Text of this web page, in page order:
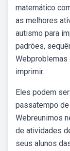
matemático
as melhores
autismo para
padrões,
Webproblemas
imprimir.
Eles podem
passatempo
Webreunimos
de atividades
seus alunos